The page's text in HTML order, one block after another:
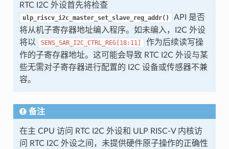
RTC I2C 外设首先将检查
ulp_riscv_i2c_master_set_slave_reg_addr()
API 是否
将从机子寄存器地址编入程序。如未编入，I2C 外设
将以
SENS_SAR_I2C_CTRL_REG[18:11]
作为后续读写操
作的子寄存器地址。这可能会导致 RTC I2C 外设与某
些无需对子寄存器进行配置的 I2C 设备或传感器不兼
容。
备注
在主 CPU 访问 RTC I2C 外设和 ULP RISC-V 内核访
问 RTC I2C 外设之间，未提供硬件原子操作的正确性